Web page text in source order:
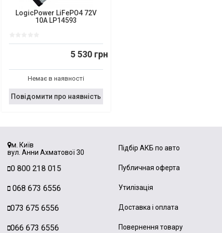
LogicPower LiFePO4 72V
10A LP14593
5 530 грн
Немає в наявності
Повідомити про наявність
м. Київ
вул. Анни Ахматової 30
0 800 218 015
068 673 6556
073 675 6556
066 673 6556
Підбір АКБ по авто
Публичная оферта
Утилізація
Доставка і оплата
Повернення товару